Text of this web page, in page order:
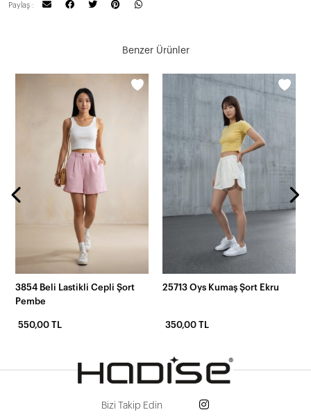
Paylaş :
Benzer Ürünler
3854 Beli Lastikli Cepli Şort
Pembe
550,00 TL
25713 Oys Kumaş Şort Ekru
350,00 TL
Bizi Takip Edin